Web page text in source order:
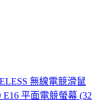
無線電競滑鼠
平面電競螢幕 (32